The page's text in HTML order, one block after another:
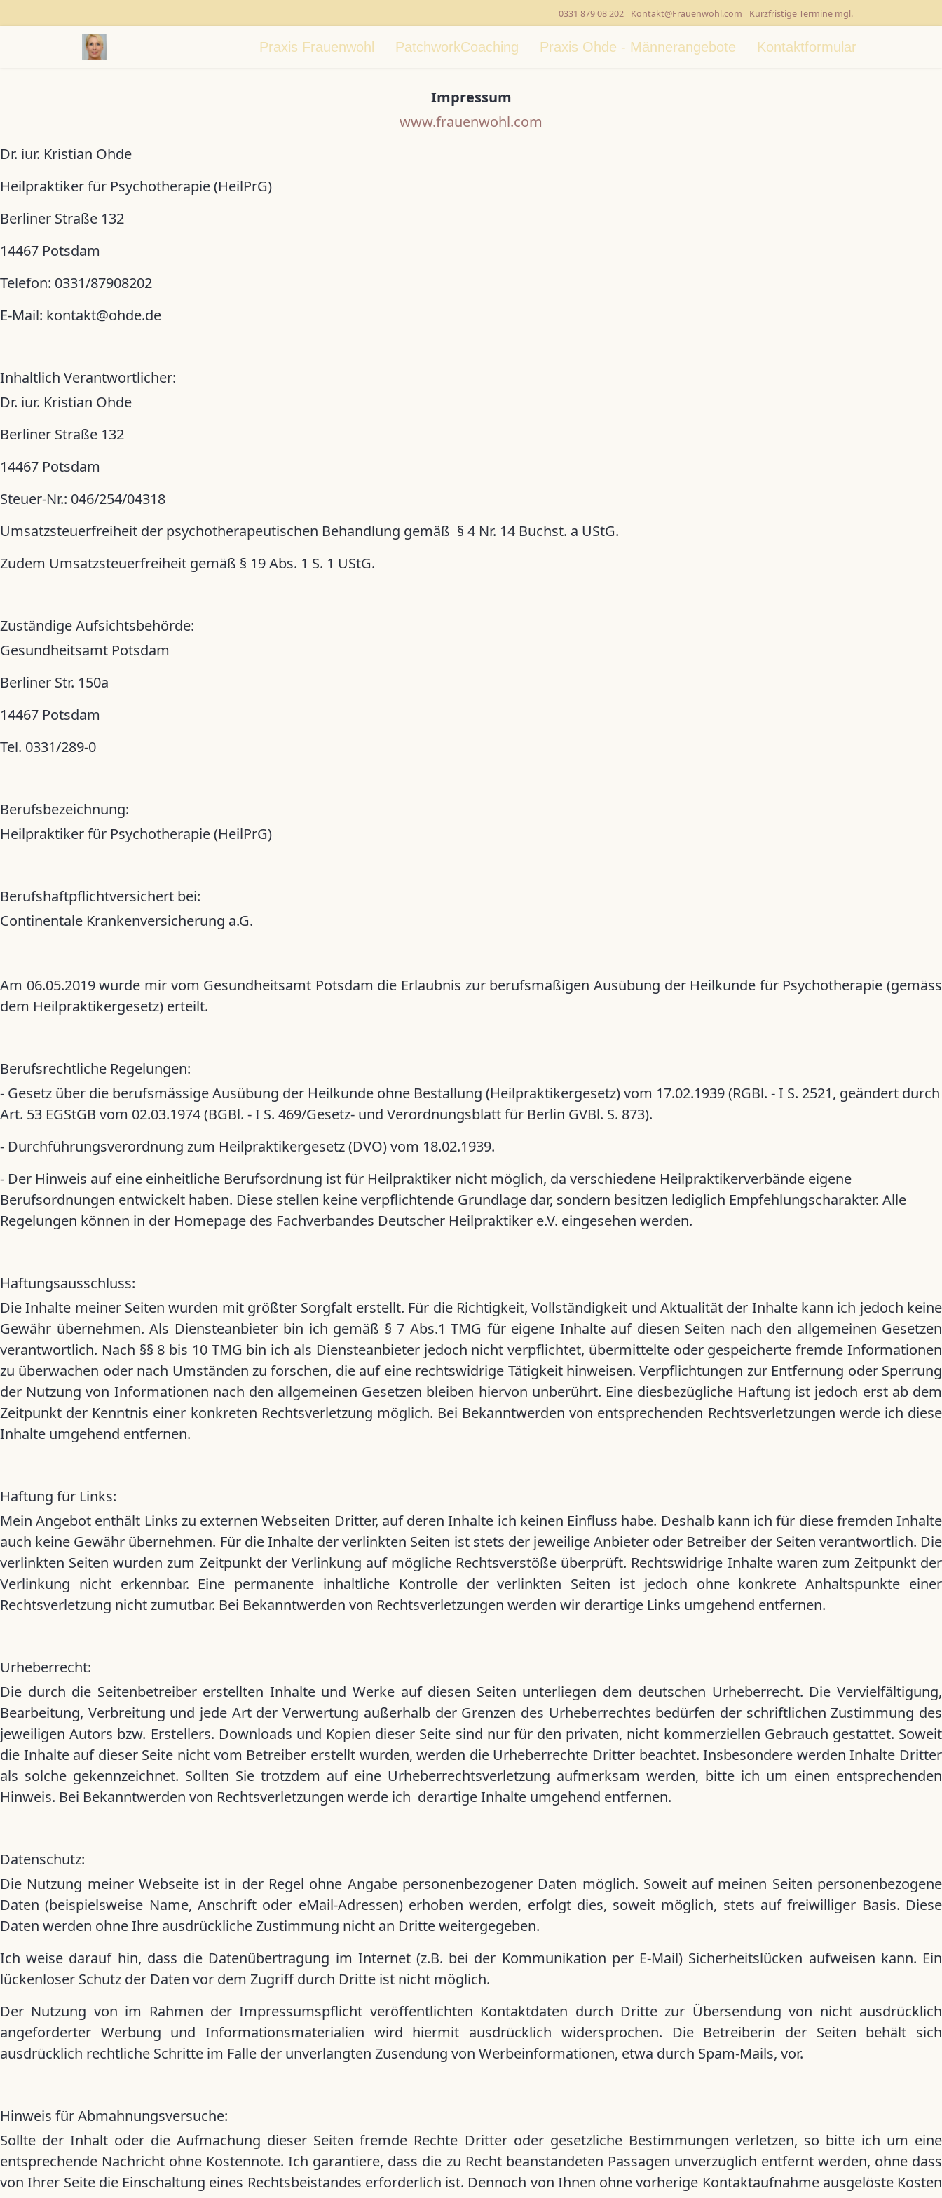
0331 879 08 202 Kontakt@Frauenwohl.com Kurzfristige Termine mgl.
Praxis Frauenwohl PatchworkCoaching Praxis Ohde - Männerangebote Kontaktformular
Impressum
www.frauenwohl.com
Dr. iur. Kristian Ohde
Heilpraktiker für Psychotherapie (HeilPrG)
Berliner Straße 132
14467 Potsdam
Telefon: 0331/87908202
E-Mail: kontakt@ohde.de
Inhaltlich Verantwortlicher:
Dr. iur. Kristian Ohde
Berliner Straße 132
14467 Potsdam
Steuer-Nr.: 046/254/04318
Umsatzsteuerfreiheit der psychotherapeutischen Behandlung gemäß § 4 Nr. 14 Buchst. a UStG.
Zudem Umsatzsteuerfreiheit gemäß § 19 Abs. 1 S. 1 UStG.
Zuständige Aufsichtsbehörde:
Gesundheitsamt Potsdam
Berliner Str. 150a
14467 Potsdam
Tel. 0331/289-0
Berufsbezeichnung:
Heilpraktiker für Psychotherapie (HeilPrG)
Berufshaftpflichtversichert bei:
Continentale Krankenversicherung a.G.
Am 06.05.2019 wurde mir vom Gesundheitsamt Potsdam die Erlaubnis zur berufsmäßigen Ausübung der Heilkunde für Psychotherapie (gemäss
dem Heilpraktikergesetz) erteilt.
Berufsrechtliche Regelungen:
- Gesetz über die berufsmässige Ausübung der Heilkunde ohne Bestallung (Heilpraktikergesetz) vom 17.02.1939 (RGBl. - I S. 2521, geändert durch
Art. 53 EGStGB vom 02.03.1974 (BGBl. - I S. 469/Gesetz- und Verordnungsblatt für Berlin GVBl. S. 873).
- Durchführungsverordnung zum Heilpraktikergesetz (DVO) vom 18.02.1939.
- Der Hinweis auf eine einheitliche Berufsordnung ist für Heilpraktiker nicht möglich, da verschiedene Heilpraktikerverbände eigene
Berufsordnungen entwickelt haben. Diese stellen keine verpflichtende Grundlage dar, sondern besitzen lediglich Empfehlungscharakter. Alle
Regelungen können in der Homepage des Fachverbandes Deutscher Heilpraktiker e.V. eingesehen werden.
Haftungsausschluss:
Die Inhalte meiner Seiten wurden mit größter Sorgfalt erstellt. Für die Richtigkeit, Vollständigkeit und Aktualität der Inhalte kann ich jedoch keine
Gewähr übernehmen. Als Diensteanbieter bin ich gemäß § 7 Abs.1 TMG für eigene Inhalte auf diesen Seiten nach den allgemeinen Gesetzen
verantwortlich. Nach §§ 8 bis 10 TMG bin ich als Diensteanbieter jedoch nicht verpflichtet, übermittelte oder gespeicherte fremde Informationen
zu überwachen oder nach Umständen zu forschen, die auf eine rechtswidrige Tätigkeit hinweisen. Verpflichtungen zur Entfernung oder Sperrung
der Nutzung von Informationen nach den allgemeinen Gesetzen bleiben hiervon unberührt. Eine diesbezügliche Haftung ist jedoch erst ab dem
Zeitpunkt der Kenntnis einer konkreten Rechtsverletzung möglich. Bei Bekanntwerden von entsprechenden Rechtsverletzungen werde ich diese
Inhalte umgehend entfernen.
Haftung für Links:
Mein Angebot enthält Links zu externen Webseiten Dritter, auf deren Inhalte ich keinen Einfluss habe. Deshalb kann ich für diese fremden Inhalte
auch keine Gewähr übernehmen. Für die Inhalte der verlinkten Seiten ist stets der jeweilige Anbieter oder Betreiber der Seiten verantwortlich. Die
verlinkten Seiten wurden zum Zeitpunkt der Verlinkung auf mögliche Rechtsverstöße überprüft. Rechtswidrige Inhalte waren zum Zeitpunkt der
Verlinkung nicht erkennbar. Eine permanente inhaltliche Kontrolle der verlinkten Seiten ist jedoch ohne konkrete Anhaltspunkte einer
Rechtsverletzung nicht zumutbar. Bei Bekanntwerden von Rechtsverletzungen werden wir derartige Links umgehend entfernen.
Urheberrecht:
Die durch die Seitenbetreiber erstellten Inhalte und Werke auf diesen Seiten unterliegen dem deutschen Urheberrecht. Die Vervielfältigung,
Bearbeitung, Verbreitung und jede Art der Verwertung außerhalb der Grenzen des Urheberrechtes bedürfen der schriftlichen Zustimmung des
jeweiligen Autors bzw. Erstellers. Downloads und Kopien dieser Seite sind nur für den privaten, nicht kommerziellen Gebrauch gestattet. Soweit
die Inhalte auf dieser Seite nicht vom Betreiber erstellt wurden, werden die Urheberrechte Dritter beachtet. Insbesondere werden Inhalte Dritter
als solche gekennzeichnet. Sollten Sie trotzdem auf eine Urheberrechtsverletzung aufmerksam werden, bitte ich um einen entsprechenden
Hinweis. Bei Bekanntwerden von Rechtsverletzungen werde ich derartige Inhalte umgehend entfernen.
Datenschutz:
Die Nutzung meiner Webseite ist in der Regel ohne Angabe personenbezogener Daten möglich. Soweit auf meinen Seiten personenbezogene
Daten (beispielsweise Name, Anschrift oder eMail-Adressen) erhoben werden, erfolgt dies, soweit möglich, stets auf freiwilliger Basis. Diese
Daten werden ohne Ihre ausdrückliche Zustimmung nicht an Dritte weitergegeben.
Ich weise darauf hin, dass die Datenübertragung im Internet (z.B. bei der Kommunikation per E-Mail) Sicherheitslücken aufweisen kann. Ein
lückenloser Schutz der Daten vor dem Zugriff durch Dritte ist nicht möglich.
Der Nutzung von im Rahmen der Impressumspflicht veröffentlichten Kontaktdaten durch Dritte zur Übersendung von nicht ausdrücklich
angeforderter Werbung und Informationsmaterialien wird hiermit ausdrücklich widersprochen. Die Betreiberin der Seiten behält sich
ausdrücklich rechtliche Schritte im Falle der unverlangten Zusendung von Werbeinformationen, etwa durch Spam-Mails, vor.
Hinweis für Abmahnungsversuche:
Sollte der Inhalt oder die Aufmachung dieser Seiten fremde Rechte Dritter oder gesetzliche Bestimmungen verletzen, so bitte ich um eine
entsprechende Nachricht ohne Kostennote. Ich garantiere, dass die zu Recht beanstandeten Passagen unverzüglich entfernt werden, ohne dass
von Ihrer Seite die Einschaltung eines Rechtsbeistandes erforderlich ist. Dennoch von Ihnen ohne vorherige Kontaktaufnahme ausgelöste Kosten